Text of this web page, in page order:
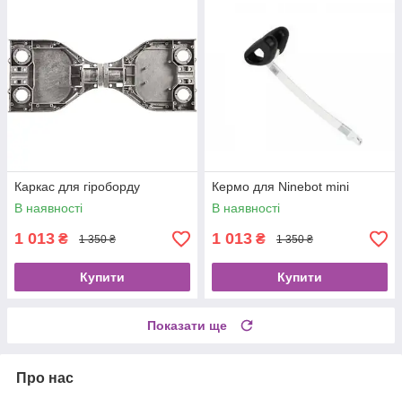
Каркас для гіроборду
В наявності
1 013 ₴ 1 350 ₴
Купити
Кермо для Ninebot mini
В наявності
1 013 ₴ 1 350 ₴
Купити
Показати ще
Про нас